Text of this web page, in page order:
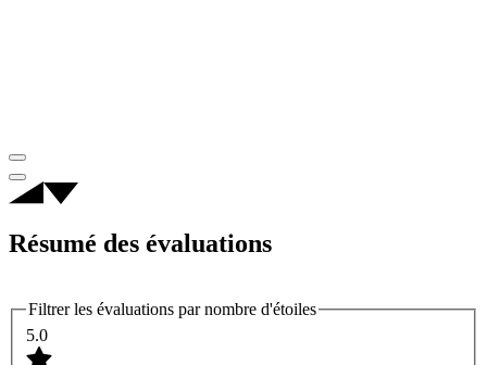
Résumé des évaluations
Filtrer les évaluations par nombre d'étoiles
5.0